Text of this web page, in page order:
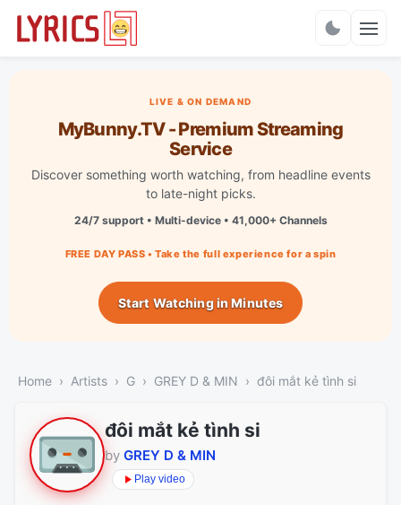
LIVE & ON DEMAND
MyBunny.TV - Premium Streaming
Service
Discover something worth watching, from headline events
to late-night picks.
24/7 support • Multi-device • 41,000+ Channels
FREE DAY PASS • Take the full experience for a spin
Start Watching in Minutes
Home Artists G GREY D & MIN đôi mắt kẻ tình si
đôi mắt kẻ tình si
by GREY D & MIN
Play video